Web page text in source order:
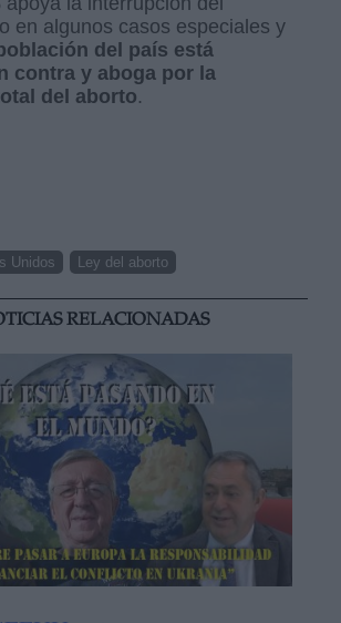
en algunos casos especiales y
del país está
contra y aboga por la
del aborto.
Unidos Ley del aborto
RELACIONADAS